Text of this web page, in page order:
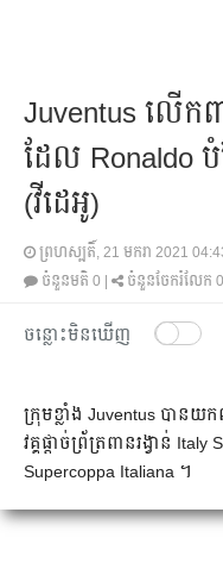
Juventus ​លើក
ដែល Ronaldo
(វីដេអូ)
ព្រហស្បតិ៍, 21 មករា 2021
ចំនួនមតិ 0 ចំនួនចែករំលែក 0
ចន្លោះមិនឃើញ
ក្រុម​ខ្លាំង Juventus ​បាន​យ
វគ្គ​ផ្តាច់ព្រ័ត្រ​ពាន​រង្វាន់​
Supercoppa Italiana ។​